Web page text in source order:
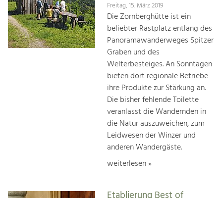
Freitag, 15. März 2019
Die Zornberghütte ist ein
beliebter Rastplatz entlang des
Panoramawanderweges Spitzer
Graben und des
Welterbesteiges. An Sonntagen
bieten dort regionale Betriebe
ihre Produkte zur Stärkung an.
Die bisher fehlende Toilette
veranlasst die Wandernden in
die Natur auszuweichen, zum
Leidwesen der Winzer und
anderen Wandergäste.
weiterlesen »